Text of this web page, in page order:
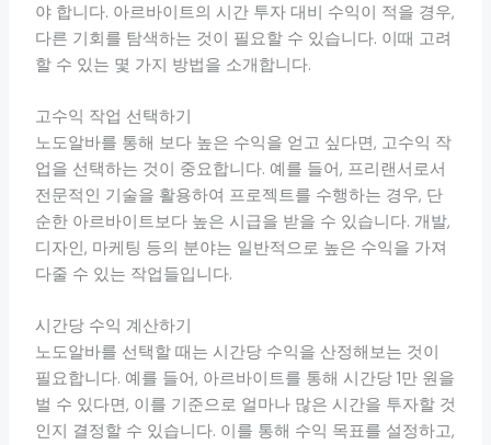
야 합니다. 아르바이트의 시간 투자 대비 수익이 적을 경우,
다른 기회를 탐색하는 것이 필요할 수 있습니다. 이때 고려
할 수 있는 몇 가지 방법을 소개합니다.
고수익 작업 선택하기
노도알바를 통해 보다 높은 수익을 얻고 싶다면, 고수익 작
업을 선택하는 것이 중요합니다. 예를 들어, 프리랜서로서
전문적인 기술을 활용하여 프로젝트를 수행하는 경우, 단
순한 아르바이트보다 높은 시급을 받을 수 있습니다. 개발,
디자인, 마케팅 등의 분야는 일반적으로 높은 수익을 가져
다줄 수 있는 작업들입니다.
시간당 수익 계산하기
노도알바를 선택할 때는 시간당 수익을 산정해보는 것이
필요합니다. 예를 들어, 아르바이트를 통해 시간당 1만 원을
벌 수 있다면, 이를 기준으로 얼마나 많은 시간을 투자할 것
인지 결정할 수 있습니다. 이를 통해 수익 목표를 설정하고,